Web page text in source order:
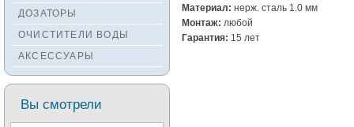
Материал: нерж. сталь 1.0 мм
Монтаж: любой
Гарантия: 15 лет
Смесители SEAMAN
Смесители
Zigmund&Shtain
Смесители OULIN
Смесители под бронзу
ДОЗАТОРЫ
ОЧИСТИТЕЛИ ВОДЫ
АКСЕССУАРЫ
Вы смотрели